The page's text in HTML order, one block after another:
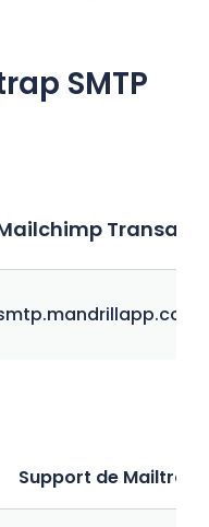
SMTP
Support de Mailtrap